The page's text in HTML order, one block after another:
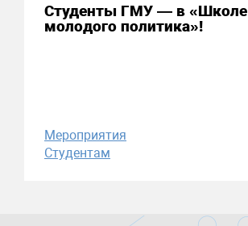
Студенты ГМУ — в «Школе
молодого политика»!
Мероприятия
Студентам